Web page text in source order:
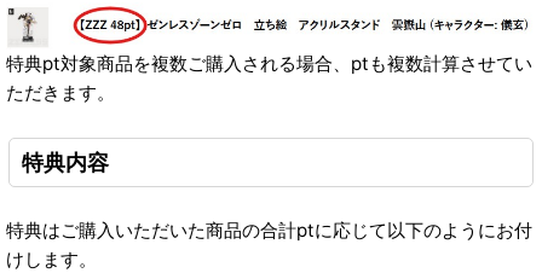
特典pt対象商品を複数ご購入される場合、ptも複数計算させてい
ただきます。
特典内容
特典はご購入いただいた商品の合計ptに応じて以下のようにお付
けします。